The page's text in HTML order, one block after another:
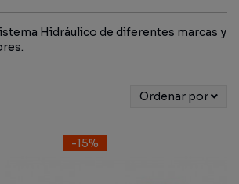
Hidráulico de diferentes marcas y
Ordenar por
-15%